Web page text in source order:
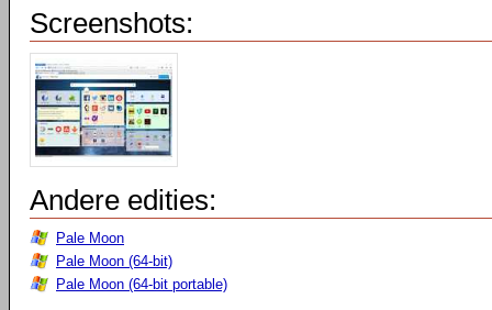
Screenshots:
Andere edities:
Pale Moon
Pale Moon (64-bit)
Pale Moon (64-bit portable)